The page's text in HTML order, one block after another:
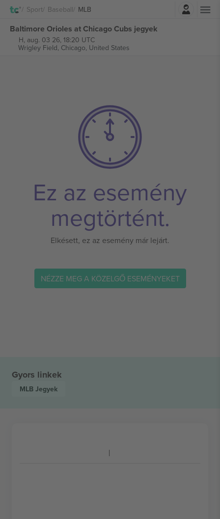
Sport Baseball MLB
Baltimore Orioles at Chicago Cubs jegyek
H, aug. 03 26, 18:20 UTC
Wrigley Field, Chicago, United States
Ez az esemény
megtörtént.
Elkésett, ez az esemény már lejárt.
NÉZZE MEG A KÖZELGŐ ESEMÉNYEKET
Gyors linkek
MLB Jegyek